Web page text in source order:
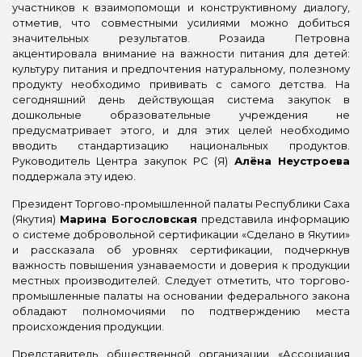
участников к взаимопомощи и конструктивному диалогу,
отметив, что совместными усилиями можно добиться
значительных результатов. Розаида Петровна
акцентировала внимание на важности питания для детей:
культуру питания и предпочтения натуральному, полезному
продукту необходимо прививать с самого детства. На
сегодняшний день действующая система закупок в
дошкольные образовательные учреждения не
предусматривает этого, и для этих целей необходимо
вводить стандартизацию национальных продуктов.
Руководитель Центра закупок РС (Я)Алёна
Неустроева
поддержала эту идею.
Президент Торгово-промышленной палаты Республики Саха
(Якутия) Марина Богословская представила информацию
о системе добровольной сертификации «Сделано в Якутии»
и рассказала об уровнях сертификации, подчеркнув
важность повышения узнаваемости и доверия к продукции
местных производителей. Следует отметить, что торгово-
промышленные палаты на основании федерального закона
обладают полномочиями по подтверждению места
происхождения продукции.
Представитель общественной организации «Ассоциация